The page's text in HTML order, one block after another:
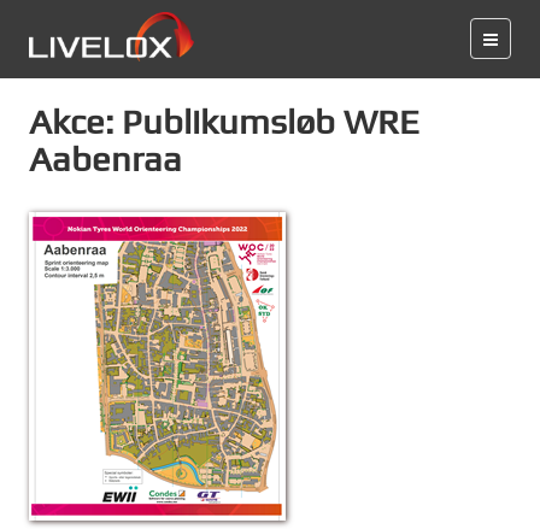
Akce: Publikumsløb WRE
Aabenraa